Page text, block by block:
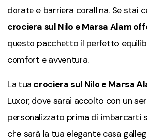
dorate e barriera corallina. Se stai
crociera sul Nilo e Marsa Alam
questo pacchetto il perfetto
comfort e avventura.
La tua crociera sul Nilo e Marsa
Luxor, dove sarai accolto con un
personalizzato prima di imbarcarti
che sarà la tua elegante casa